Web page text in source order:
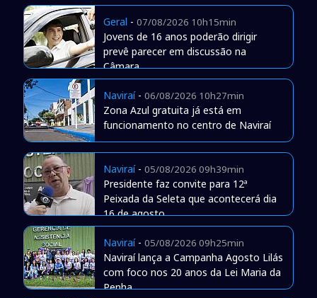
Geral - 07/08/2026 10h15min
Jovens de 16 anos poderão dirigir
prevê parecer em discussão na
Câmara
Naviraí- 06/08/2026 10h27min
Zona Azul gratuita já está em
funcionamento no centro de Naviraí
Naviraí- 05/08/2026 09h39min
Presidente faz convite para 12ª
Peixada da Seleta que acontecerá dia
16 de agosto
Naviraí- 05/08/2026 09h25min
Naviraí lança a Campanha Agosto Lilás
com foco nos 20 anos da Lei Maria da
Penha